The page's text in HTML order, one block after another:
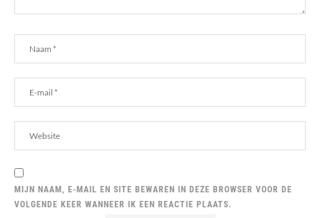
MIJN NAAM, E-MAIL EN SITE BEWAREN IN DEZE BROWSER VOOR DE
VOLGENDE KEER WANNEER IK EEN REACTIE PLAATS.